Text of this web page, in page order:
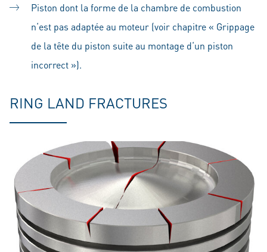
Piston dont la forme de la chambre de combustion
n‘est pas adaptée au moteur (voir chapitre « Grippage
de la tête du piston suite au montage d‘un piston
incorrect »).
RING LAND FRACTURES